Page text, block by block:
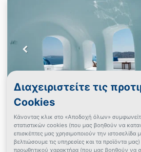
Oia Spirit Boutique Residences
3 Ημέρες (2 Διανυκτερεύσεις)